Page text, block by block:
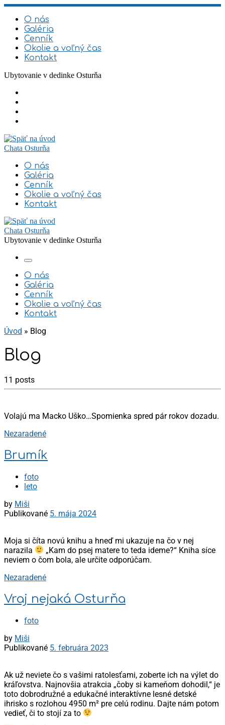
Skip
content
O nás
Galéria
Cenník
Okolie a voľný čas
Kontakt
Ubytovanie v dedinke Osturňa
Chata Osturňa
O nás
Galéria
Cenník
Okolie a voľný čas
Kontakt
Chata Osturňa
Ubytovanie v dedinke Osturňa
Menu
O nás
Galéria
Cenník
Okolie a voľný čas
Kontakt
Úvod » Blog
Blog
11 posts
Volajú ma Macko Uško…Spomienka spred pár rokov dozadu.
Nezaradené
Brumík
foto
leto
by Miši
Publikované 5. mája 2024
Moja si číta novú knihu a hneď mi ukazuje na čo v nej
narazila
„Kam do psej matere to teda ideme?“ Kniha síce
neviem o čom bola, ale určite odporúčam.
Nezaradené
Vraj nejaká Osturňa
foto
by Miši
Publikované 5. februára 2023
Ak už neviete čo s vašimi ratolesťami, zoberte ich na výlet do
kráľovstva. Najnovšia atrakcia „čoby si kameňom dohodil,“ je
toto dobrodružné a edukačné interaktívne lesné detské
ihrisko s rozlohou 4950 m² pre celú rodinu. Dajte nám potom
vedieť, či to stojí za to